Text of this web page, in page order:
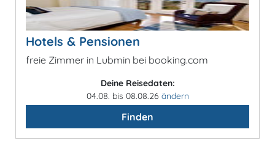
Hotels & Pensionen
freie Zimmer in Lubmin bei booking.com
Deine Reisedaten:
04.08. bis 08.08.26 ändern
Finden